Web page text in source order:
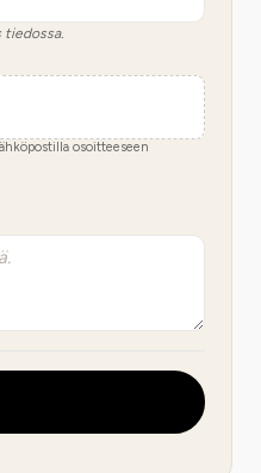
tiedossa.
osoitteeseen